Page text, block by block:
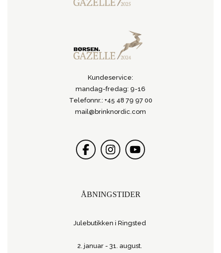
Kundeservice:
mandag-fredag: 9-16
Telefonnr.: +45 48 79 97 00
mail@brinknordic.com
ÅBNINGSTIDER
Julebutikken i Ringsted
2. januar - 31. august.